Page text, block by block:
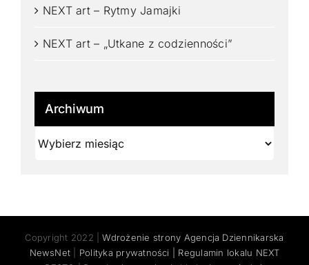
NEXT art – Rytmy Jamajki
NEXT art – „Utkane z codzienności”
Archiwum
Copyright 2022 |Wdrożenie strony Agencja Dziennikarska
NewsNet
Polityka prywatności | Regulamin lokalu NEXT